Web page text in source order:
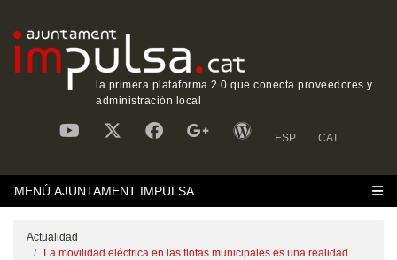
la primera plataforma 2.0 que conecta proveedores y
administración local
ESP CAT
MENÚ AJUNTAMENT IMPULSA
Actualidad
La movilidad eléctrica en las flotas municipales es una realidad